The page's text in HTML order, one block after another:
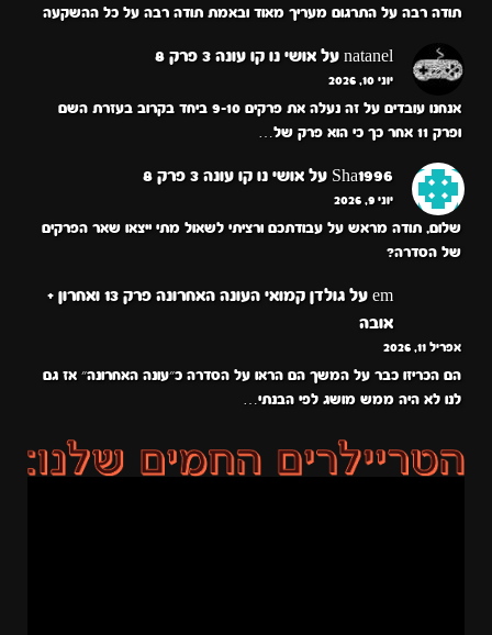
תודה רבה על התרגום מעריך מאוד ובאמת תודה רבה על כל ההשקעה
natanel על אושי נו קו עונה 3 פרק 8
יוני 10, 2026
אנחנו עובדים על זה נעלה את פרקים 9-10 ביחד בקרוב בעזרת השם
ופרק 11 אחר כך כי הוא פרק של…
Sha1996 על אושי נו קו עונה 3 פרק 8
יוני 9, 2026
שלום, תודה מראש על עבודתכם ורציתי לשאול מתי ייצאו שאר הפרקים
של הסדרה?
em על
גולדן קמואי העונה האחרונה פרק 13 ואחרון +
אובה
אפריל 11, 2026
הם הכריזו כבר על המשך הם הראו על הסדרה כ״עונה האחרונה״ אז גם
לנו לא היה ממש מושג לפי הבנתי…